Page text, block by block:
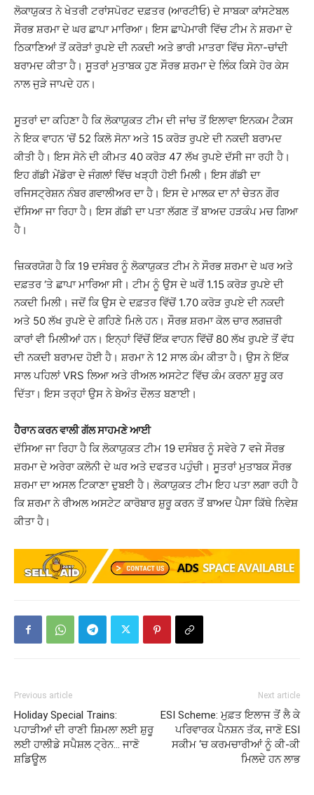
ਲੋਕਾਯੁਕਤ ਨੇ ਖੇਤਰੀ ਟਰਾਂਸਪੋਰਟ ਦਫ਼ਤਰ (ਆਰਟੀਓ) ਦੇ ਸਾਬਕਾ ਕਾਂਸਟੇਬਲ
ਸੌਰਭ ਸ਼ਰਮਾ ਦੇ ਘਰ ਛਾਪਾ ਮਾਰਿਆ। ਇਸ ਛਾਪੇਮਾਰੀ ਵਿੱਚ ਟੀਮ ਨੇ ਸ਼ਰਮਾ ਦੇ
ਠਿਕਾਣਿਆਂ ਤੋਂ ਕਰੋੜਾਂ ਰੁਪਏ ਦੀ ਨਕਦੀ ਅਤੇ ਭਾਰੀ ਮਾਤਰਾ ਵਿੱਚ ਸੋਨਾ-ਚਾਂਦੀ
ਬਰਾਮਦ ਕੀਤਾ ਹੈ। ਸੂਤਰਾਂ ਮੁਤਾਬਕ ਹੁਣ ਸੌਰਭ ਸ਼ਰਮਾ ਦੇ ਲਿੰਕ ਕਿਸੇ ਹੋਰ ਕੇਸ
ਨਾਲ ਜੁੜੇ ਜਾਪਦੇ ਹਨ।
ਸੂਤਰਾਂ ਦਾ ਕਹਿਣਾ ਹੈ ਕਿ ਲੋਕਾਯੁਕਤ ਟੀਮ ਦੀ ਜਾਂਚ ਤੋਂ ਇਲਾਵਾ ਇਨਕਮ ਟੈਕਸ
ਨੇ ਇਕ ਵਾਹਨ ‘ਚੋਂ 52 ਕਿਲੋ ਸੋਨਾ ਅਤੇ 15 ਕਰੋੜ ਰੁਪਏ ਦੀ ਨਕਦੀ ਬਰਾਮਦ
ਕੀਤੀ ਹੈ। ਇਸ ਸੋਨੇ ਦੀ ਕੀਮਤ 40 ਕਰੋੜ 47 ਲੱਖ ਰੁਪਏ ਦੱਸੀ ਜਾ ਰਹੀ ਹੈ।
ਇਹ ਗੱਡੀ ਮੇਂਡੋਰਾ ਦੇ ਜੰਗਲਾਂ ਵਿੱਚ ਖੜ੍ਹੀ ਹੋਈ ਮਿਲੀ। ਇਸ ਗੱਡੀ ਦਾ
ਰਜਿਸਟ੍ਰੇਸ਼ਨ ਨੰਬਰ ਗਵਾਲੀਅਰ ਦਾ ਹੈ। ਇਸ ਦੇ ਮਾਲਕ ਦਾ ਨਾਂ ਚੇਤਨ ਗੌਰ
ਦੱਸਿਆ ਜਾ ਰਿਹਾ ਹੈ। ਇਸ ਗੱਡੀ ਦਾ ਪਤਾ ਲੱਗਣ ਤੋਂ ਬਾਅਦ ਹੜਕੰਪ ਮਚ ਗਿਆ
ਹੈ।
ਜ਼ਿਕਰਯੋਗ ਹੈ ਕਿ 19 ਦਸੰਬਰ ਨੂੰ ਲੋਕਾਯੁਕਤ ਟੀਮ ਨੇ ਸੌਰਭ ਸ਼ਰਮਾ ਦੇ ਘਰ ਅਤੇ
ਦਫ਼ਤਰ ‘ਤੇ ਛਾਪਾ ਮਾਰਿਆ ਸੀ। ਟੀਮ ਨੂੰ ਉਸ ਦੇ ਘਰੋਂ 1.15 ਕਰੋੜ ਰੁਪਏ ਦੀ
ਨਕਦੀ ਮਿਲੀ। ਜਦੋਂ ਕਿ ਉਸ ਦੇ ਦਫ਼ਤਰ ਵਿੱਚੋਂ 1.70 ਕਰੋੜ ਰੁਪਏ ਦੀ ਨਕਦੀ
ਅਤੇ 50 ਲੱਖ ਰੁਪਏ ਦੇ ਗਹਿਣੇ ਮਿਲੇ ਹਨ। ਸੌਰਭ ਸ਼ਰਮਾ ਕੋਲ ਚਾਰ ਲਗਜ਼ਰੀ
ਕਾਰਾਂ ਵੀ ਮਿਲੀਆਂ ਹਨ। ਇਨ੍ਹਾਂ ਵਿੱਚੋਂ ਇੱਕ ਵਾਹਨ ਵਿੱਚੋਂ 80 ਲੱਖ ਰੁਪਏ ਤੋਂ ਵੱਧ
ਦੀ ਨਕਦੀ ਬਰਾਮਦ ਹੋਈ ਹੈ। ਸ਼ਰਮਾ ਨੇ 12 ਸਾਲ ਕੰਮ ਕੀਤਾ ਹੈ। ਉਸ ਨੇ ਇੱਕ
ਸਾਲ ਪਹਿਲਾਂ VRS ਲਿਆ ਅਤੇ ਰੀਅਲ ਅਸਟੇਟ ਵਿੱਚ ਕੰਮ ਕਰਨਾ ਸ਼ੁਰੂ ਕਰ
ਦਿੱਤਾ। ਇਸ ਤਰ੍ਹਾਂ ਉਸ ਨੇ ਬੇਅੰਤ ਦੌਲਤ ਬਣਾਈ।
ਹੈਰਾਨ ਕਰਨ ਵਾਲੀ ਗੱਲ ਸਾਹਮਣੇ ਆਈ
ਦੱਸਿਆ ਜਾ ਰਿਹਾ ਹੈ ਕਿ ਲੋਕਾਯੁਕਤ ਟੀਮ 19 ਦਸੰਬਰ ਨੂੰ ਸਵੇਰੇ 7 ਵਜੇ ਸੌਰਭ
ਸ਼ਰਮਾ ਦੇ ਅਰੇਰਾ ਕਲੋਨੀ ਦੇ ਘਰ ਅਤੇ ਦਫਤਰ ਪਹੁੰਚੀ। ਸੂਤਰਾਂ ਮੁਤਾਬਕ ਸੌਰਭ
ਸ਼ਰਮਾ ਦਾ ਅਸਲ ਟਿਕਾਣਾ ਦੁਬਈ ਹੈ। ਲੋਕਾਯੁਕਤ ਟੀਮ ਇਹ ਪਤਾ ਲਗਾ ਰਹੀ ਹੈ
ਕਿ ਸ਼ਰਮਾ ਨੇ ਰੀਅਲ ਅਸਟੇਟ ਕਾਰੋਬਾਰ ਸ਼ੁਰੂ ਕਰਨ ਤੋਂ ਬਾਅਦ ਪੈਸਾ ਕਿੱਥੇ ਨਿਵੇਸ਼
ਕੀਤਾ ਹੈ।
Previous article
Holiday Special Trains:
ਪਹਾੜੀਆਂ ਦੀ ਰਾਣੀ ਸ਼ਿਮਲਾ ਲਈ ਸ਼ੁਰੂ
ਲਈ ਹਾਲੀਡੇ ਸਪੈਸ਼ਲ ਟ੍ਰੇਨ… ਜਾਣੋ
ਸ਼ਡਿਊਲ
Next article
ESI Scheme: ਮੁਫ਼ਤ ਇਲਾਜ ਤੋਂ ਲੈ ਕੇ
ਪਰਿਵਾਰਕ ਪੈਨਸ਼ਨ ਤੱਕ, ਜਾਣੋ ESI
ਸਕੀਮ ‘ਚ ਕਰਮਚਾਰੀਆਂ ਨੂੰ ਕੀ-ਕੀ
ਮਿਲਦੇ ਹਨ ਲਾਭ